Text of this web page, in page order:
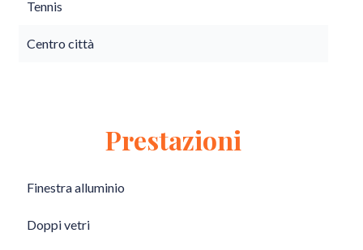
Tennis
Centro città
Prestazioni
Finestra alluminio
Doppi vetri